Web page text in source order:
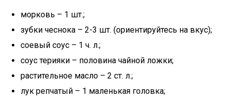
морковь – 1 шт.;
зубки чеснока – 2-3 шт. (ориентируйтесь на вкус);
соевый соус – 1 ч. л.;
соус терияки – половина чайной ложки;
растительное масло – 2 ст. л.;
лук репчатый – 1 маленькая головка;